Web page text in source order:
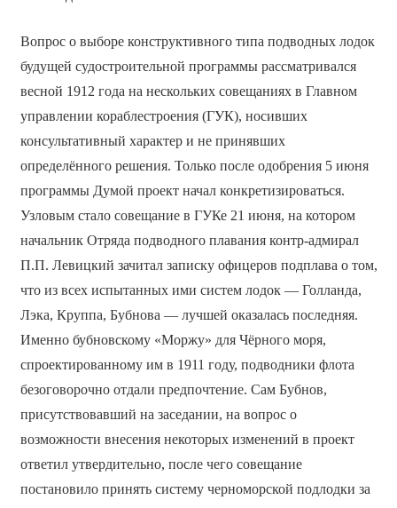
Вопрос о выборе конструктивного типа подводных лодок
будущей судостроительной программы рассматривался
весной 1912 года на нескольких совещаниях в Главном
управлении кораблестроения (ГУК), носивших
консультативный характер и не принявших
определённого решения. Только после одобрения 5 июня
программы Думой проект начал конкретизироваться.
Узловым стало совещание в ГУКе 21 июня, на котором
начальник Отряда подводного плавания контр-адмирал
П.П. Левицкий зачитал записку офицеров подплава о том,
что из всех испытанных ими систем лодок — Голланда,
Лэка, Круппа, Бубнова — лучшей оказалась последняя.
Именно бубновскому «Моржу» для Чёрного моря,
спроектированному им в 1911 году, подводники флота
безоговорочно отдали предпочтение. Сам Бубнов,
присутствовавший на заседании, на вопрос о
возможности внесения некоторых изменений в проект
ответил утвердительно, после чего совещание
постановило принять систему черноморской подлодки за